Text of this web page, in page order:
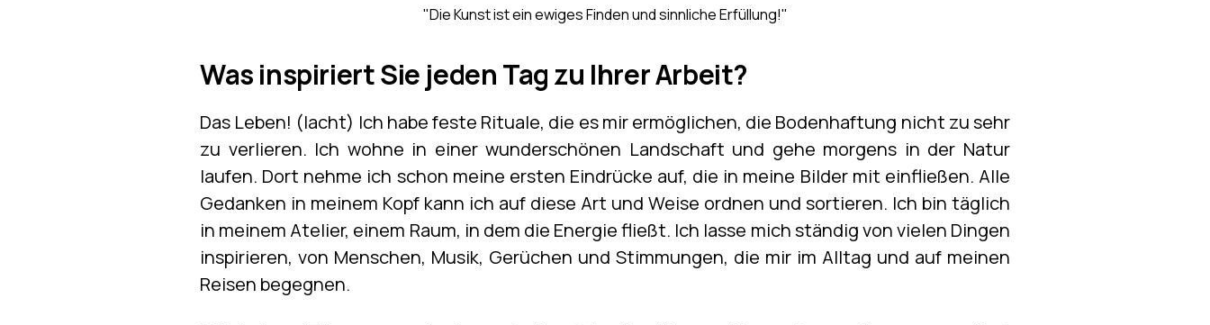
"Die Kunst ist ein ewiges Finden und sinnliche Erfüllung!"
Was inspiriert Sie jeden Tag zu Ihrer Arbeit?
Das Leben! (lacht) Ich habe feste Rituale, die es mir ermöglichen, die Bodenhaftung nicht zu sehr
zu verlieren. Ich wohne in einer wunderschönen Landschaft und gehe morgens in der Natur
laufen. Dort nehme ich schon meine ersten Eindrücke auf, die in meine Bilder mit einfließen. Alle
Gedanken in meinem Kopf kann ich auf diese Art und Weise ordnen und sortieren. Ich bin täglich
in meinem Atelier, einem Raum, in dem die Energie fließt. Ich lasse mich ständig von vielen Dingen
inspirieren, von Menschen, Musik, Gerüchen und Stimmungen, die mir im Alltag und auf meinen
Reisen begegnen.